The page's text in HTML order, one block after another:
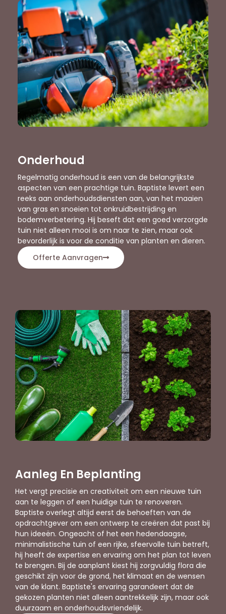
Onderhoud
Regelmatig onderhoud is een van de belangrijkste
aspecten van een prachtige tuin. Baptiste levert een
reeks aan onderhoudsdiensten aan, van het maaien
van gras en snoeien tot onkruidbestrijding en
bodemverbetering. Hij beseft dat een goed verzorgde
tuin niet alleen mooi is om naar te zien, maar ook
bevorderlijk is voor de conditie van planten en dieren.
Offerte Aanvragen
Aanleg En Beplanting
Het vergt precisie en creativiteit om een nieuwe tuin
aan te leggen of een huidige tuin te renoveren.
Baptiste overlegt altijd eerst de behoeften van de
opdrachtgever om een ontwerp te creëren dat past bij
hun ideeën. Ongeacht of het een hedendaagse,
minimalistische tuin of een rijke, sfeervolle tuin betreft,
hij heeft de expertise en ervaring om het plan tot leven
te brengen. Bij de aanplant kiest hij zorgvuldig flora die
geschikt zijn voor de grond, het klimaat en de wensen
van de klant. Baptiste's ervaring garandeert dat de
gekozen planten niet alleen aantrekkelijk zijn, maar ook
duurzaam en onderhoudsvriendelijk.